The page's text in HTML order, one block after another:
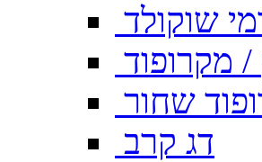
שוקולד
/ מקרופוד
שחור
דג קרב